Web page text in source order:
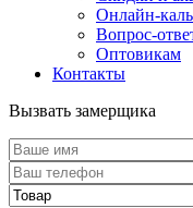
Онлайн-
Вопрос-
Оптовикам
Контакты
Вызвать замерщика